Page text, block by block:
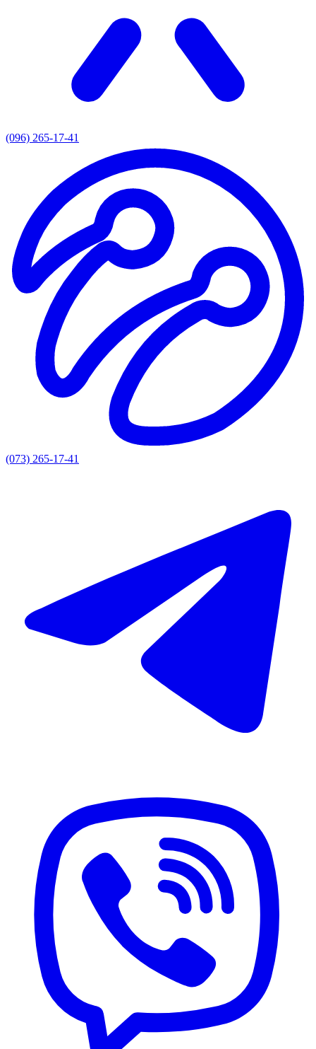
(096) 265-17-41
(073) 265-17-41